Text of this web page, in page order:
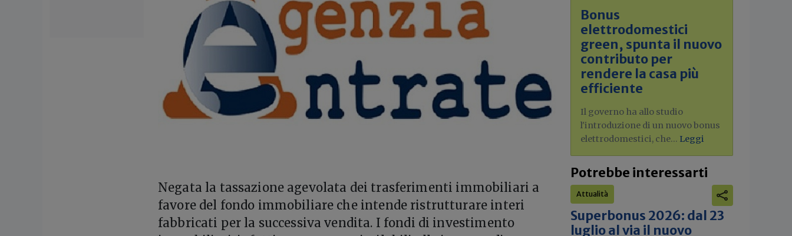
Negata la tassazione agevolata dei trasferimenti immobiliari a
favore del fondo immobiliare che intende ristrutturare interi
fabbricati per la successiva vendita. I fondi di investimento
Bonus
elettrodomestici
green, spunta il nuovo
contributo per
rendere la casa più
efficiente
Il governo ha allo studio
l'introduzione di un nuovo bonus
elettrodomestici, che... Leggi
Potrebbe interessarti
Attualità
Superbonus 2026: dal 23
luglio al via il nuovo